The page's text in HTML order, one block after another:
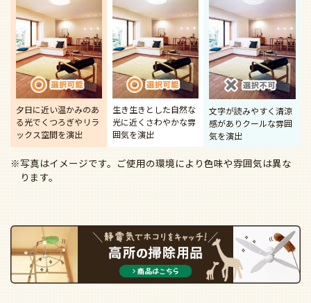
夕日に近い温かみのあ
る光でくつろぎやリラ
ックス空間を演出
生き生きとした自然な
光に近く さわやかな雰
囲気を演出
文字が読みやすく清涼
感がありクールな雰囲
気を演出
※写真はイメージです。ご使用の環境により色味や雰囲気は異な
ります。